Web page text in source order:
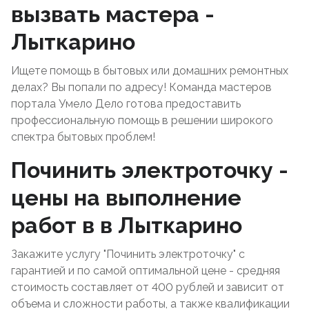
вызвать мастера -
Лыткарино
Ищете помощь в бытовых или домашних ремонтных
делах? Вы попали по адресу! Команда мастеров
портала Умело Дело готова предоставить
профессиональную помощь в решении широкого
спектра бытовых проблем!
Починить электроточку -
цены на выполнение
работ в в Лыткарино
Закажите услугу "Починить электроточку" с
гарантией и по самой оптимальной цене - средняя
стоимость составляет от 400 рублей и зависит от
объема и сложности работы, а также квалификации